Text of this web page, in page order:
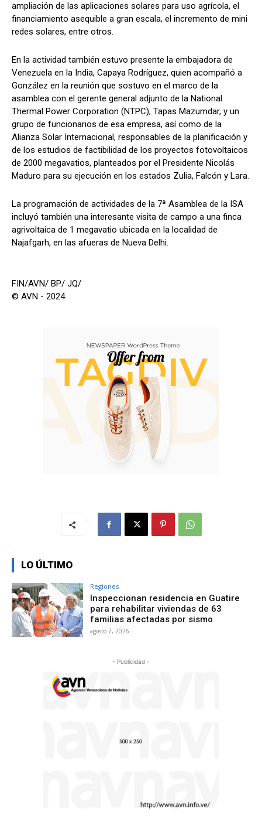
ampliación de las aplicaciones solares para uso agrícola, el
financiamiento asequible a gran escala, el incremento de mini
redes solares, entre otros.
En la actividad también estuvo presente la embajadora de
Venezuela en la India, Capaya Rodríguez, quien acompañó a
González en la reunión que sostuvo en el marco de la
asamblea con el gerente general adjunto de la National
Thermal Power Corporation (NTPC), Tapas Mazumdar, y un
grupo de funcionarios de esa empresa, así como de la
Alianza Solar Internacional, responsables de la planificación y
de los estudios de factibilidad de los proyectos fotovoltaicos
de 2000 megavatios, planteados por el Presidente Nicolás
Maduro para su ejecución en los estados Zulia, Falcón y Lara.
La programación de actividades de la 7ª Asamblea de la ISA
incluyó también una interesante visita de campo a una finca
agrivoltaica de 1 megavatio ubicada en la localidad de
Najafgarh, en las afueras de Nueva Delhi.
FIN/AVN/ BP/ JQ/
© AVN - 2024
LO ÚLTIMO
Regiones
Inspeccionan residencia en Guatire
para rehabilitar viviendas de 63
familias afectadas por sismo
agosto 7, 2026
- Publicidad -